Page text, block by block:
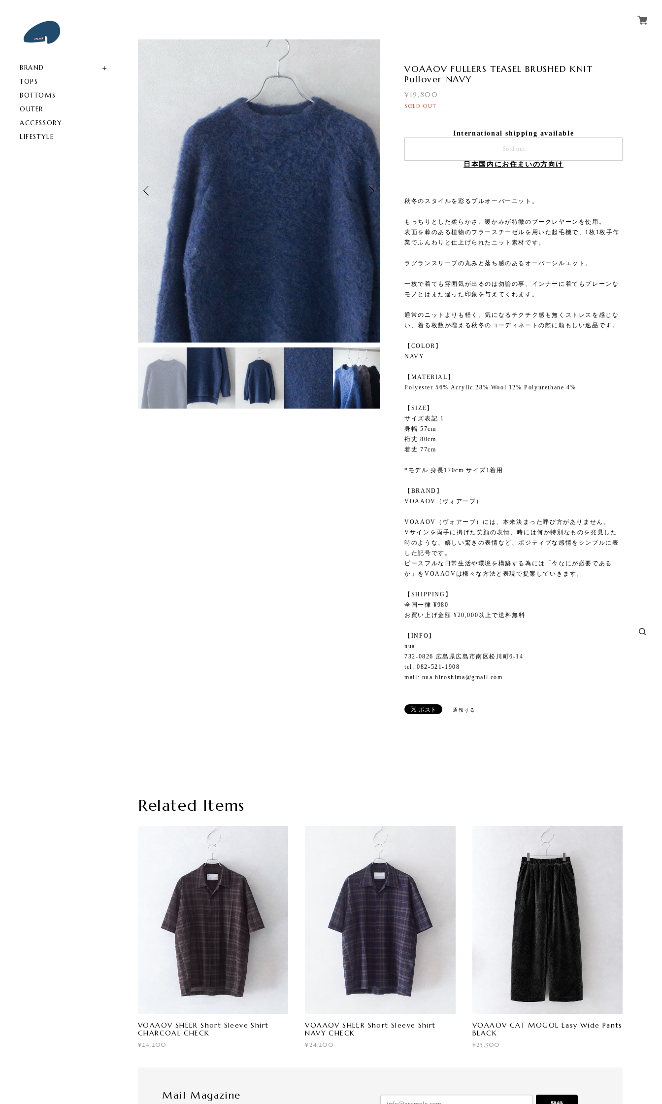
BRAND
TOPS
BOTTOMS
OUTER
ACCESSORY
LIFESTYLE
3 /6
VOAAOV FULLERS TEASEL BRUSHED KNIT
Pullover NAVY
¥19,800
SOLD OUT
International shipping available
Sold out
日本国内にお住まいの方向け
秋冬のスタイルを彩るプルオーバーニット。
もっちりとした柔らかさ、暖かみが特徴のブークレヤーンを使用。
表面を棘のある植物のフラースチーゼルを用いた起毛機で、1枚1枚手作
業でふんわりと仕上げられたニット素材です。
ラグランスリーブの丸みと落ち感のあるオーバーシルエット。
一枚で着ても雰囲気が出るのは勿論の事、インナーに着てもプレーンな
モノとはまた違った印象を与えてくれます。
通常のニットよりも軽く、気になるチクチク感も無くストレスを感じな
い、着る枚数が増える秋冬のコーディネートの際に頼もしい逸品です。
【COLOR】
NAVY
【MATERIAL】
Polyester 56% Acrylic 28% Wool 12% Polyurethane 4%
【SIZE】
サイズ表記 1
身幅 57cm
裄丈 80cm
着丈 77cm
*モデル 身長170cm サイズ1着用
【BRAND】
VOAAOV（ヴォアーブ）
VOAAOV（ヴォアーブ）には、本来決まった呼び方がありません。
Vサインを両手に掲げた笑顔の表情、時には何か特別なものを発見した
時のような、嬉しい驚きの表情など、ポジティブな感情をシンプルに表
した記号です。
ピースフルな日常生活や環境を構築する為には「今なにが必要である
か」をVOAAOVは様々な方法と表現で提案していきます。
【SHIPPING】
全国一律 ¥980
お買い上げ金額 ¥20,000以上で送料無料
【INFO】
nua
732-0826 広島県広島市南区松川町6-14
tel: 082-521-1908
mail: nua.hiroshima@gmail.com
通報する
Related Items
VOAAOV SHEER Short Sleeve Shirt
CHARCOAL CHECK
¥24,200
VOAAOV SHEER Short Sleeve Shirt
NAVY CHECK
¥24,200
VOAAOV CAT MOGOL Easy Wide Pants
BLACK
¥25,300
Mail Magazine